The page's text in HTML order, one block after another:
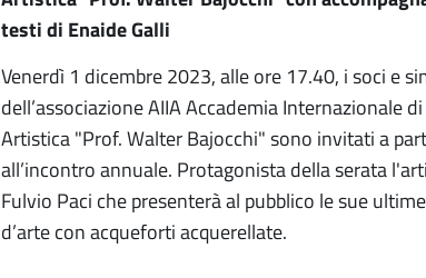
testi di Enaide Galli
Venerdì 1 dicembre 2023, alle ore 17.40, i soci e
dell’associazione AIIA Accademia Internazionale
Artistica "Prof. Walter Bajocchi" sono invitati a
all’incontro annuale. Protagonista della serata
Fulvio Paci che presenterà al pubblico le sue
d’arte con acqueforti acquerellate.